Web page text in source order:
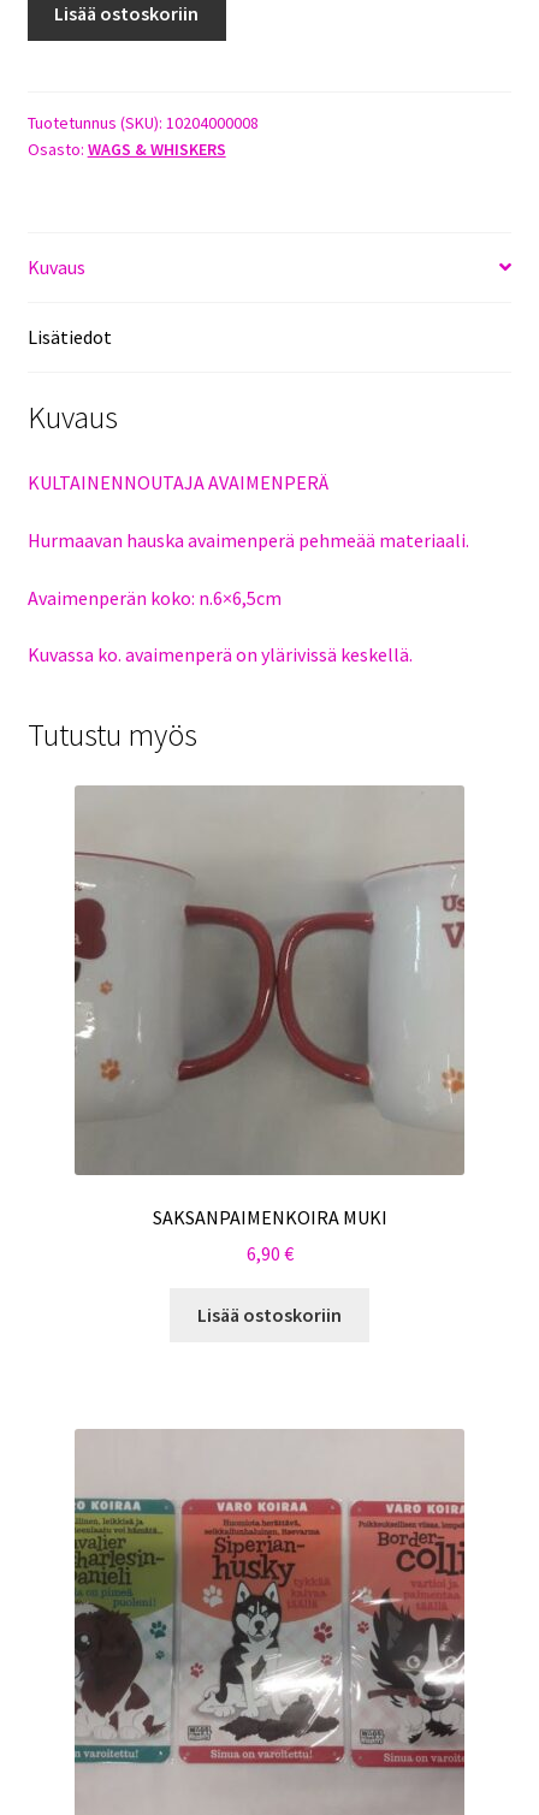
Lisää ostoskoriin
Tuotetunnus (SKU): 10204000008
Osasto: WAGS & WHISKERS
Kuvaus
Lisätiedot
Kuvaus
KULTAINENNOUTAJA AVAIMENPERÄ
Hurmaavan hauska avaimenperä pehmeää materiaali.
Avaimenperän koko: n.6×6,5cm
Kuvassa ko. avaimenperä on ylärivissä keskellä.
Tutustu myös
SAKSANPAIMENKOIRA MUKI
6,90 €
Lisää ostoskoriin